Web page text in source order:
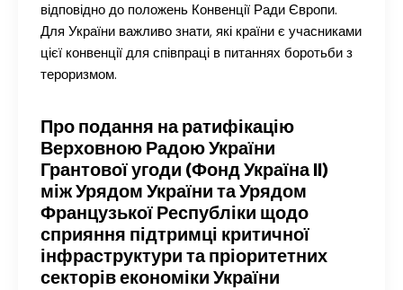
відповідно до положень Конвенції Ради Європи.
Для України важливо знати, які країни є учасниками
цієї конвенції для співпраці в питаннях боротьби з
тероризмом.
Про подання на ратифікацію
Верховною Радою України
Грантової угоди (Фонд Україна II)
між Урядом України та Урядом
Французької Республіки щодо
сприяння підтримці критичної
інфраструктури та пріоритетних
секторів економіки України